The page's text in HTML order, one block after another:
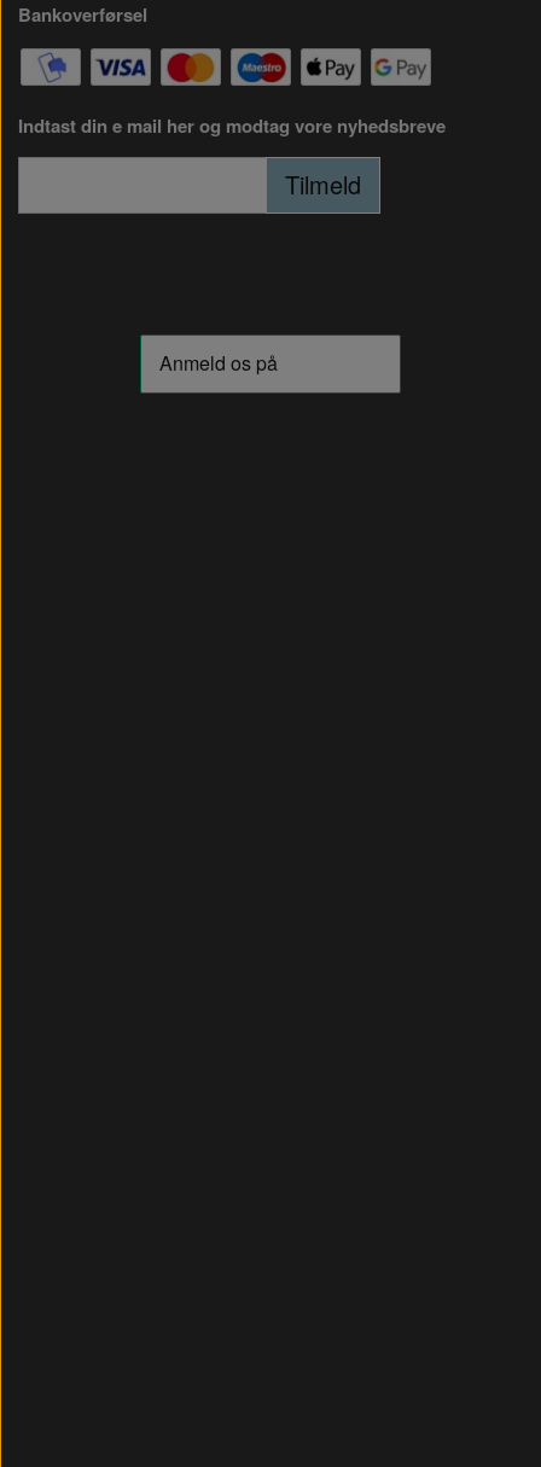
Bankoverførsel
Indtast din e mail her og modtag vore nyhedsbreve
Tilmeld